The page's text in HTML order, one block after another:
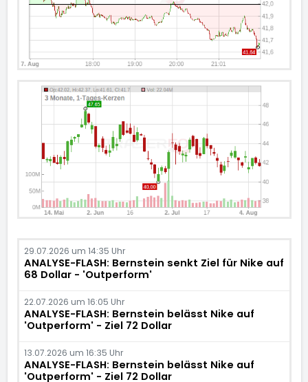
29.07.2026 um 14:35 Uhr
ANALYSE-FLASH: Bernstein senkt Ziel für Nike auf
68 Dollar - 'Outperform'
22.07.2026 um 16:05 Uhr
ANALYSE-FLASH: Bernstein belässt Nike auf
'Outperform' - Ziel 72 Dollar
13.07.2026 um 16:35 Uhr
ANALYSE-FLASH: Bernstein belässt Nike auf
'Outperform' - Ziel 72 Dollar